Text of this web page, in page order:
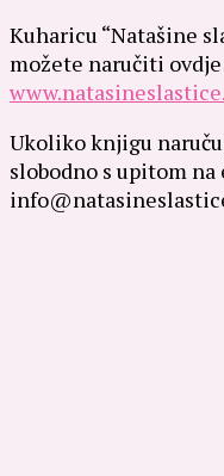
Kuharicu “Natašine
možete naručiti
Ukoliko knjigu
slobodno s upitom na